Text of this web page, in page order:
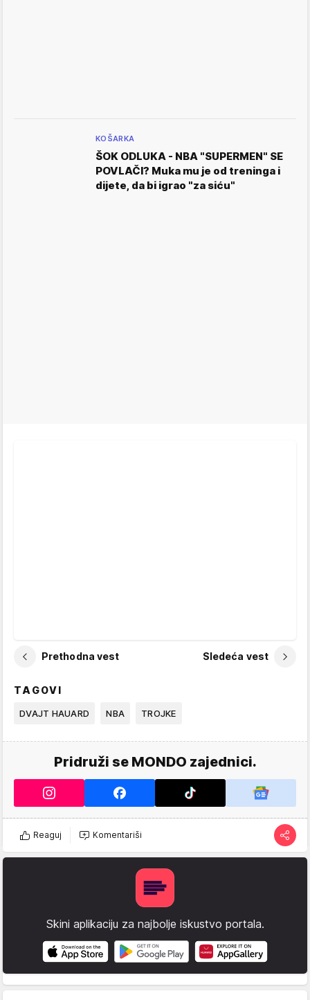
KOŠARKA
ŠOK ODLUKA - NBA "SUPERMEN" SE
POVLAČI? Muka mu je od treninga i
dijete, da bi igrao "za siću"
Prethodna vest Sledeća vest
TAGOVI
DVAJT HAUARD NBA TROJKE
Pridruži se MONDO zajednici.
Reaguj Komentariši
Skini aplikaciju za najbolje iskustvo portala.